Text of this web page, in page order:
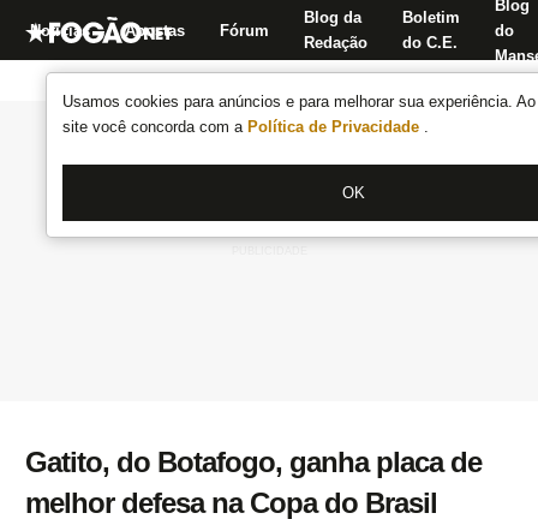
Usamos cookies para anúncios e para melhorar sua experiência.
site você concorda com a Política de Privacidade .
OK
Notícias Apostas Fórum
Blog da
Redação
Boletim
do C.E.
Blog
do
Gatito, do Botafogo, ganha placa de
melhor defesa na Copa do Brasil